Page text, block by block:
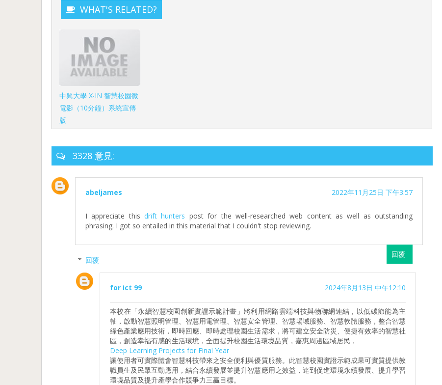
WHAT'S RELATED?
中興大學 X‧IN 智慧校園微
電影（10分鐘）系統宣傳
版
3328 意見:
abeljames 2022年11月25日 下午3:57
I appreciate thisdrift hunters post for the well-researched web content as well as outstanding
phrasing. I got so entailed in this material that I couldn't stop reviewing.
回覆
回覆
for ict 99 2024年8月13日 中午12:10
本校在「永續智慧校園創新實證示範計畫」將利用網路雲端科技與物聯網連結，以低碳節能為主
軸，啟動智慧照明管理、智慧用電管理、智慧安全管理、智慧場域服務、智慧軟體服務，整合智慧
綠色產業應用技術，即時回應、即時處理校園生活需求，將可建立安全防災、便捷有效率的智慧社
區，創造幸福有感的生活環境，全面提升校園生活環境品質，嘉惠周邊區域居民，
Deep Learning Projects for Final Year
讓使用者可實際體會智慧科技帶來之安全便利與優質服務。此智慧校園實證示範成果可實質提供教
職員生及民眾互動應用，結合永續發展並提升智慧應用之效益，達到促進環境永續發展、提升學習
環境品質及提升產學合作競爭力三贏目標。